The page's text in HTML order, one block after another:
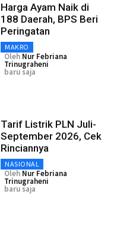
Harga Ayam Naik di
188 Daerah, BPS Beri
Peringatan
MAKRO
Oleh Nur Febriana
Trinugraheni
baru saja
Tarif Listrik PLN Juli-
September 2026, Cek
Rinciannya
NASIONAL
Oleh Nur Febriana
Trinugraheni
baru saja